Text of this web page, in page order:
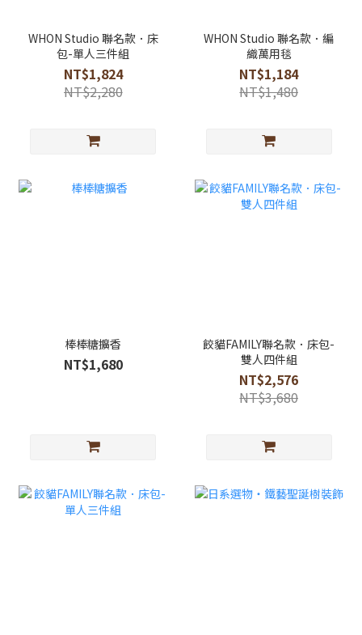
WHON Studio 聯名款．床
包-單人三件組
NT$1,824
NT$2,280
WHON Studio 聯名款．編
織萬用毯
NT$1,184
NT$1,480
棒棒糖擴香
NT$1,680
餃貓FAMILY聯名款．床包-
雙人四件組
NT$2,576
NT$3,680